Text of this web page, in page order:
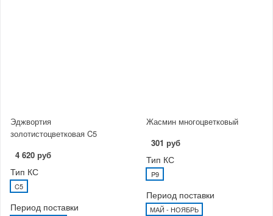
Эджвортия
золотистоцветковая C5
4 620 руб
Тип КС
C5
Период поставки
Жасмин многоцветковый
301 руб
Тип КС
P9
Период поставки
МАЙ - НОЯБРЬ